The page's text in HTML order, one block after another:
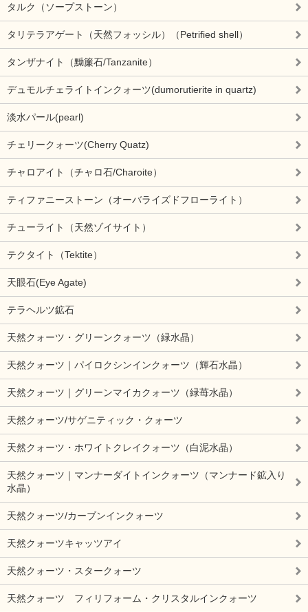
タルク（ソープストーン）
タリテラアゲート（天然フォッシル）（Petrified shell）
タンザナイト（黝簾石/Tanzanite）
デュモルチェライトインクォーツ(dumorutierite in quartz)
淡水パール(pearl)
チェリークォーツ(Cherry Quatz)
チャロアイト（チャロ石/Charoite）
ティファニーストーン（オーバライズドフローライト）
チューライト（天然ゾイサイト）
テクタイト（Tektite）
天眼石(Eye Agate)
テラヘルツ鉱石
天然クォーツ・グリーンクォーツ（緑水晶）
天然クォーツ｜パイロクシンインクォーツ（輝石水晶）
天然クォーツ｜グリーンマイカクォーツ（緑苺水晶）
天然クォーツ/サゲニティック・クォーツ
天然クォーツ・ホワイトクレイクォーツ（白泥水晶）
天然クォーツ｜マンナーダイトインクォーツ（マンナード鉱入り
水晶）
天然クォーツ/カーブンインクォーツ
天然クォーツキャッツアイ
天然クォーツ・スタークォーツ
天然クォーツ フィリフォーム・クリスタルインクォーツ